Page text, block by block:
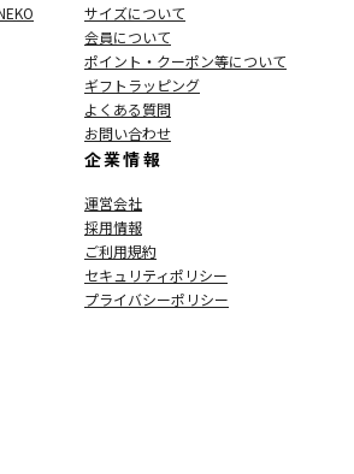
サイズについて
会員について
ポイント・クーポン等について
ギフトラッピング
よくある質問
お問い合わせ
企業情報
運営会社
採用情報
ご利用規約
セキュリティポリシー
プライバシーポリシー